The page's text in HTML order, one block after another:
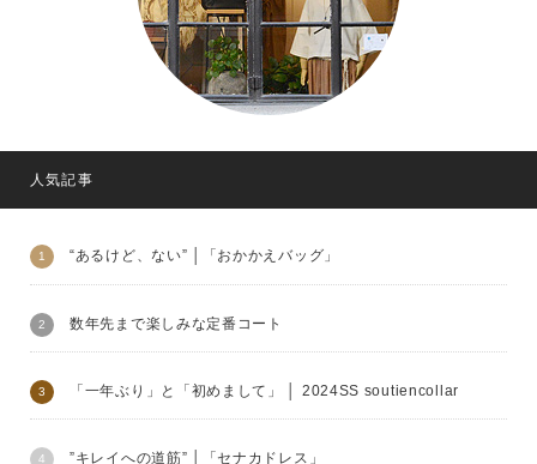
人気記事
“あるけど、ない” │「おかかえバッグ」
数年先まで楽しみな定番コート
「一年ぶり」と「初めまして」 │ 2024SS soutiencollar
”キレイへの道筋” │「セナカドレス」